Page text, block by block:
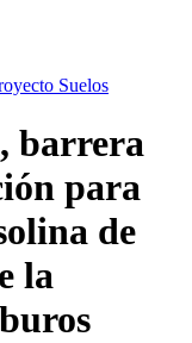
Suelos
barrera
para
de
la